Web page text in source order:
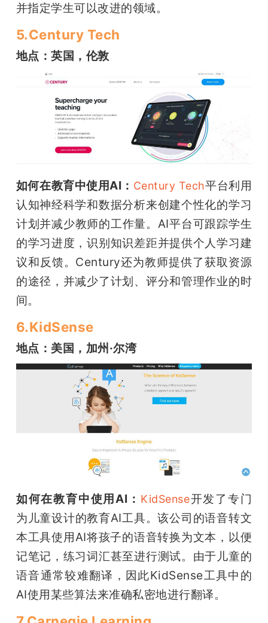
并指定学生可以改进的领域。
5.Century Tech
地点：英国，伦敦
如何在教育中使用AI： Century Tech平台利用
认知神经科学和数据分析来创建个性化的学习
计划并减少教师的工作量。AI平台可跟踪学生
的学习进度，识别知识差距并提供个人学习建
议和反馈。Century还为教师提供了获取资源
的途径，并减少了计划、评分和管理作业的时
间。
6.KidSense
地点：美国，加州·尔湾
如何在教育中使用AI： KidSense开发了专门
为儿童设计的教育AI工具。该公司的语音转文
本工具使用AI将孩子的语音转换为文本，以便
记笔记，练习词汇甚至进行测试。由于儿童的
语音通常较难翻译，因此KidSense工具中的
AI使用某些算法来准确私密地进行翻译。